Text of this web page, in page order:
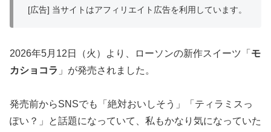
[広告] 当サイトはアフィリエイト広告を利用しています。
2026年5月12日（火）より、ローソンの新作スイーツ「 モ
カショコラ 」が発売されました。
発売前からSNSでも「絶対おいしそう」「ティラミスっ
ぽい？」と話題になっていて、私もかなり気になっていた